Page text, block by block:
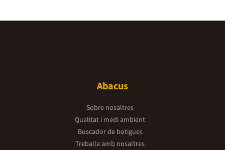
Abacus
Sobre nosaltres
Qualitat i medi ambient
Buscador de botigues
Treballa amb nosaltres